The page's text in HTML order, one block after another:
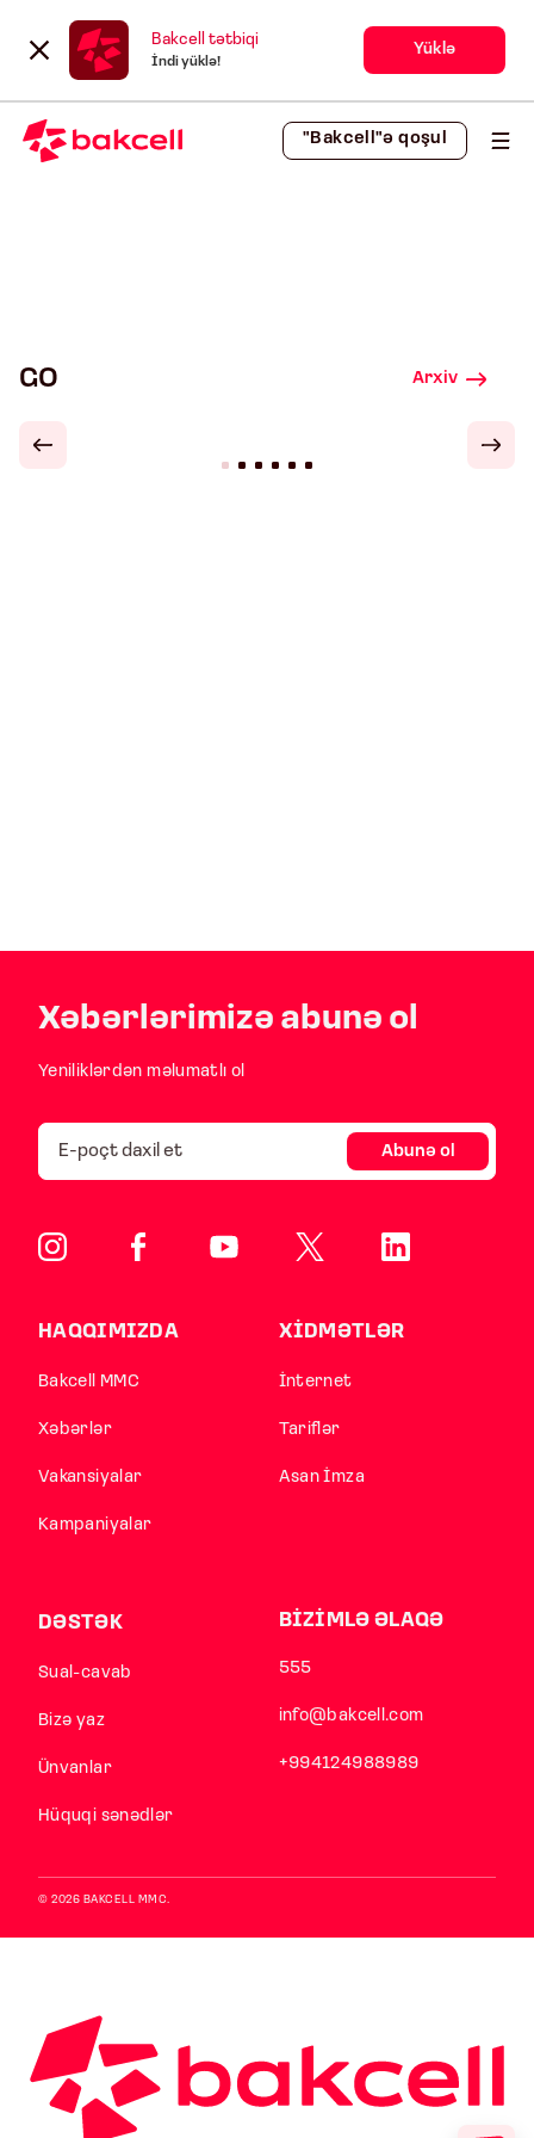
Bakcell tətbiqi
İndi yüklə!
Yüklə
"Bakcell"ə qoşul
GO Arxiv
Xəbərlərimizə abunə ol
Yeniliklərdən məlumatlı ol
Abunə ol
HAQQIMIZDA
Bakcell MMC
Xəbərlər
Vakansiyalar
Kampaniyalar
XİDMƏTLƏR
İnternet
Tariflər
Asan İmza
DƏSTƏK
Sual-cavab
Bizə yaz
Ünvanlar
Hüquqi sənədlər
BİZİMLƏ ƏLAQƏ
555
info@bakcell.com
+994124988989
© 2026 BAKCELL MMC.